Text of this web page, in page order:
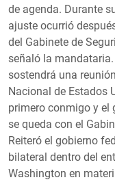
de agenda. Durante
ajuste ocurrió
del Gabinete de
señaló la
sostendrá una
Nacional de Estados
primero conmigo y el
se queda con el
Reiteró el gobierno
bilateral dentro del
Washington en